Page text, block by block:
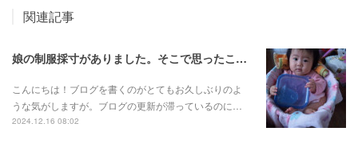
関連記事
娘の制服採寸がありました。そこで思ったこと。
こんにちは！ブログを書くのがとてもお久しぶりのよ
うな気がしますが。ブログの更新が滞っているのに…
2024.12.16 08:02